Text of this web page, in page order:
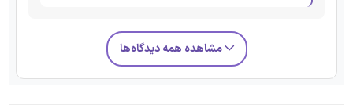
مشاهده همه دیدگاه‌ها